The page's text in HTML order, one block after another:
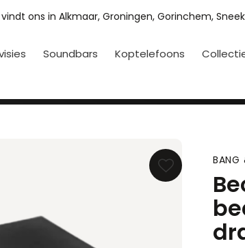
Soundbars Koptelefoons
vindt ons in Alkmaar, Groningen, Gorinchem,
BANG